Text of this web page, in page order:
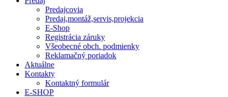
Predajcovia
Predaj,montáž,servis,projekcia
E-Shop
Registrácia záruky
Všeobecné obch. podmienky
Reklamačný poriadok
Aktuálne
Kontakty
Kontaktný formulár
E-SHOP